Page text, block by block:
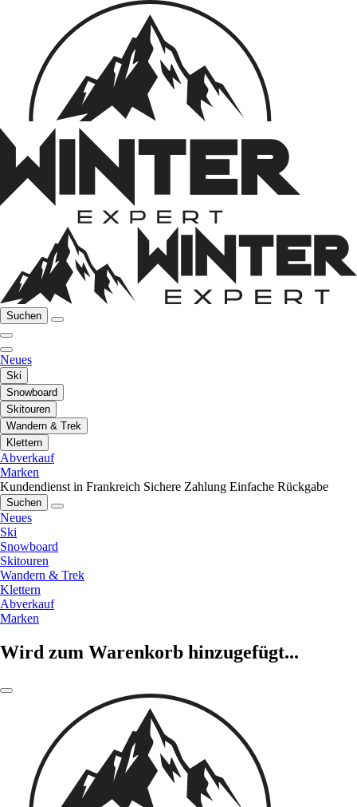
Suchen
Neues
Ski
Snowboard
Skitouren
Wandern & Trek
Klettern
Abverkauf
Marken
Kundendienst in Frankreich Sichere Zahlung Einfache Rückgabe
Suchen
Neues
Ski
Snowboard
Skitouren
Wandern & Trek
Klettern
Abverkauf
Marken
Wird zum Warenkorb hinzugefügt...